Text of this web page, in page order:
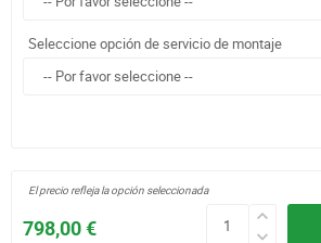
Seleccione opción de servicio de montaje
798,00 €
El precio refleja la opción seleccionada